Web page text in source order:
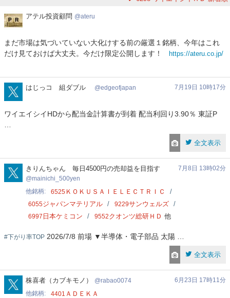
ア
投
資
アテル投資顧問 ateru
まだ市場は気づいていない大化けする前の厳選１銘柄、今年はこれ
だけ見ておけば大丈夫。今だけ限定公開します！
https://ateru.co.jp/
edgeofjapan
はじっコ 組ダブル edgeofjapan 7月19日 10時17分
ワイエイシイHDから配当金計算書が到着 配当利回り3.90％ 東証P
全文表示
mainichi_500yen
きりんちゃん 毎日4500円の売却益を目指す
mainichi_500yen
7月8日 13時02分
他銘柄 6525 ＫＯＫＵＳＡＩＥＬＥＣＴＲＩＣ
6055ジャパンマテリアル 9229サンウェルズ
6997 日本ケミコン 9552クオンツ総研ＨＤ 他
#下がり率TOP 2026/7/8 前場 ▼半導体・電子部品 太陽 …
全文表示
rabao0074
株喜者（カブキモノ） rabao0074
6月23日 17時11分
他銘柄
4401 ＡＤＥＫＡ